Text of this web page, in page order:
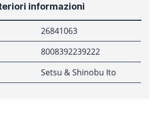
informazioni
26841063
8008392239222
Setsu & Shinobu Ito